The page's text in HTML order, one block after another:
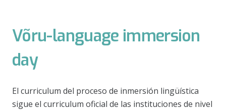
Võru-language immersion
day
El curriculum del proceso de inmersión lingüística
sigue el curriculum oficial de las instituciones de nivel